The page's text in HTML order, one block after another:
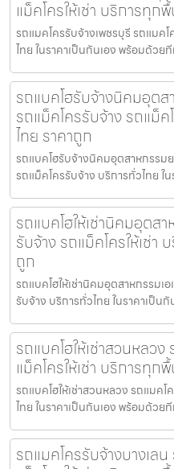
แม็คโครให้เช่า บริการทุก
รถแมคโครรับจ้างเพชรบุรี รถแมค
ไทย ในราคาเป็นกันเอง พร้อมด้ว
รถแบคโฮรับจ้างนิคมอุต
รถแม็คโครรับจ้าง รถแม็
ไทย ราคาถูก
รถแบคโฮรับจ้างนิคมอุตสาหกรรมย
รถแม็คโครรับจ้าง บริการทั่วไทย ใ
รถแบคโฮให้เช่านิคมอุตส
รับจ้าง รถแม็คโครให้เช่า
ถูก
รถแบคโฮให้เช่านิคมอุตสาหกรรมเ
รับจ้าง บริการทั่วไทย ในราคาเป็
รถแบคโฮให้เช่าสวนหลว
แม็คโครให้เช่า บริการทุก
รถแบคโฮให้เช่าสวนหลวง รถแมคโ
ไทย ในราคาเป็นกันเอง พร้อมด้ว
รถแมคโครรับจ้างบางเล